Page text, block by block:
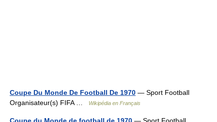
Coupe Du Monde De Football De 1970 — Sport Football
Organisateur(s) FIFA …
Wikipédia en Français